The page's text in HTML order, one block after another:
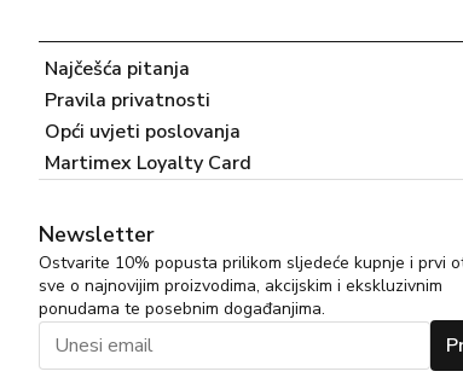
Najčešća pitanja
Pravila privatnosti
Opći uvjeti poslovanja
Martimex Loyalty Card
Newsletter
Ostvarite 10% popusta prilikom sljedeće kupnje i prvi
sve o najnovijim proizvodima, akcijskim i ekskluzivnim
ponudama te posebnim događanjima.